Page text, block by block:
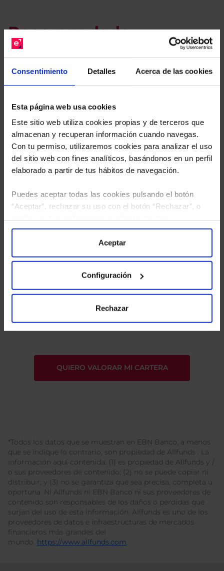
Consentimiento Detalles Acerca de las cookies
Esta página web usa cookies
Este sitio web utiliza cookies propias y de terceros que
almacenan y recuperan información cuando navegas.
Con tu permiso, utilizaremos cookies para analizar el uso
del sitio web con fines analíticos, basándonos en un perfil
elaborado a partir de tus hábitos de navegación.
Puedes aceptar todas las cookies pulsando el botón
“Aceptar”, rechazar su uso con el botón “Rechazar”, o
“Configuración”. Consulta nuestraPolítica
para más información.
Aceptar
Configuración
Rechazar
Recomendado.
Le hacemos un estudio
gratuito de su cartera.
sus Fondos y nuestros expertos le enviarán un
estudio gratuito de sus alternativas de Clases
Limpias con las que podrá ahorrar en sus costes.
tratamiento de mis datos personales.
*Todos los datos que se muestran en EBN Banco, a menos
que se indique lo contrario, son propiedad de Allfunds . La
información aquí contenida: (1) es propiedad de Allfunds y /
o sus proveedores de contenido; (2) no se puede copiar ni
distribuir; y (3) no se garantiza que sea precisa, completa u
oportuna. Ni Allfunds ni EBN Banco ni sus proveedores de
contenido son responsables de los daños o pérdidas que
surjan del uso de esta información. Allfunds es uno de los
proveedores de datos e infraestructuras de mercados
financieros más grandes del
mundo. https://www.allfunds.com.